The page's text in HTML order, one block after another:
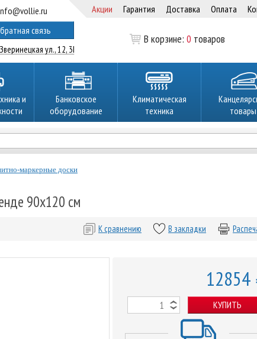
связь
Зверинецкая ул., 12, 3Ц
Акции Гарантия Доставка Оплата
В корзине:0 товаров
и
Банковское
оборудование
Климатическая
техника
товары
маркерные доски
90х120 см
В закладки
К сравнению
12854
КУПИТЬ